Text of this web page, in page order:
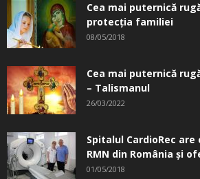
Cea mai puternică
protecția familiei
08/05/2018
Cea mai puternică
– Talismanul
26/03/2022
Spitalul CardioRec
RMN din România și
01/05/2018